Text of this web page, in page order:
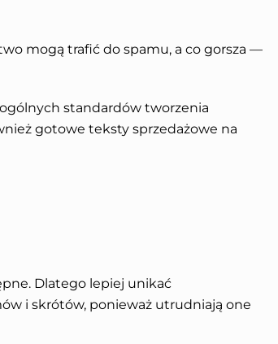
mogą trafić do spamu, a co gorsza —
standardów tworzenia
gotowe teksty sprzedażowe na
Dlatego lepiej unikać
i skrótów, ponieważ utrudniają one